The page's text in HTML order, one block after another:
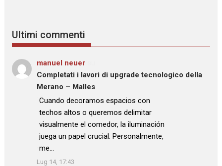
Ultimi commenti
manuel neuer
Completati i lavori di upgrade tecnologico della
Merano – Malles
: “
Cuando decoramos espacios con
techos altos o queremos delimitar
visualmente el comedor, la iluminación
juega un papel crucial. Personalmente,
me…
”
Lug 14, 17:43